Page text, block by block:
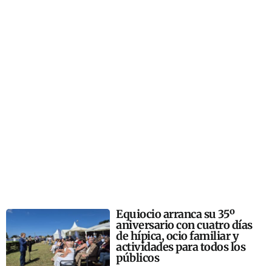
Equiocio arranca su 35º
aniversario con cuatro días
de hípica, ocio familiar y
actividades para todos los
públicos